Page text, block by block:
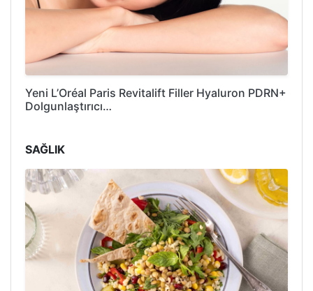
Yeni L’Oréal Paris Revitalift Filler Hyaluron PDRN+
Dolgunlaştırıcı…
SAĞLIK